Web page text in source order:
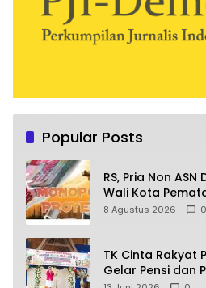
Popular Posts
RS, Pria Non
Wali Kota
Bagi Bagi Proyek
8 Agustus 2026 0
TK Cinta Rakyat
Gelar Pensi dan